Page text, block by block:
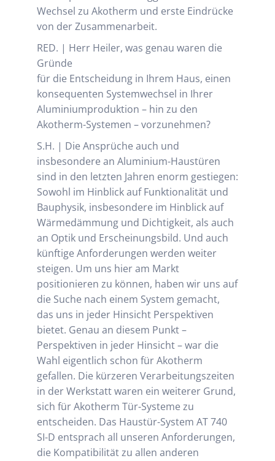
Wechsel zu Akotherm und erste Eindrücke
von der Zusammenarbeit.
RED. | Herr Heiler, was genau waren die
Gründe
für die Entscheidung in Ihrem Haus, einen
konsequenten Systemwechsel in Ihrer
Aluminiumproduktion – hin zu den
Akotherm-Systemen – vorzunehmen?
S.H. | Die Ansprüche auch und
insbesondere an Aluminium-Haustüren
sind in den letzten Jahren enorm gestiegen:
Sowohl im Hinblick auf Funktionalität und
Bauphysik, insbesondere im Hinblick auf
Wärmedämmung und Dichtigkeit, als auch
an Optik und Erscheinungsbild. Und auch
künftige Anforderungen werden weiter
steigen. Um uns hier am Markt
positionieren zu können, haben wir uns auf
die Suche nach einem System gemacht,
das uns in jeder Hinsicht Perspektiven
bietet. Genau an diesem Punkt –
Perspektiven in jeder Hinsicht – war die
Wahl eigentlich schon für Akotherm
gefallen. Die kürzeren Verarbeitungszeiten
in der Werkstatt waren ein weiterer Grund,
sich für Akotherm Tür-Systeme zu
entscheiden. Das Haustür-System AT 740
SI-D entsprach all unseren Anforderungen,
die Kompatibilität zu allen anderen